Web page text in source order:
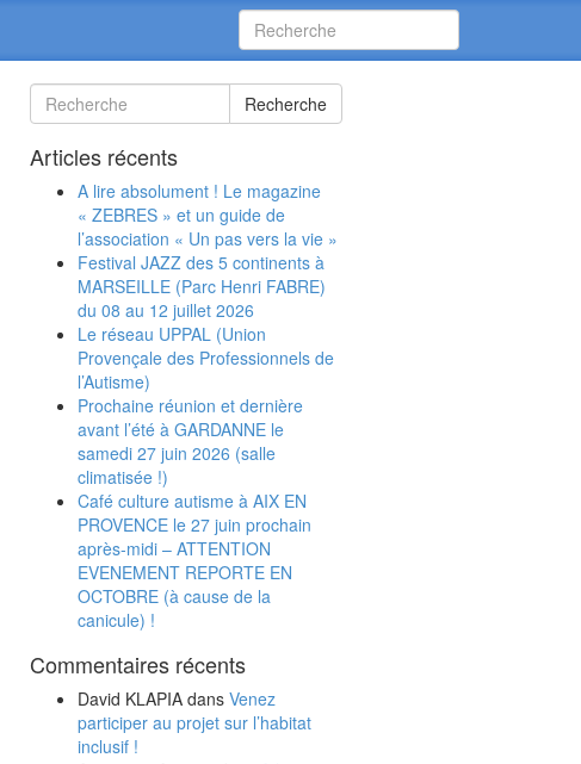
Recherche
Articles récents
A lire absolument ! Le magazine
« ZEBRES » et un guide de
l’association « Un pas vers la vie »
Festival JAZZ des 5 continents à
MARSEILLE (Parc Henri FABRE)
du 08 au 12 juillet 2026
Le réseau UPPAL (Union
Provençale des Professionnels de
l’Autisme)
Prochaine réunion et dernière
avant l’été à GARDANNE le
samedi 27 juin 2026 (salle
climatisée !)
Café culture autisme à AIX EN
PROVENCE le 27 juin prochain
après-midi – ATTENTION
EVENEMENT REPORTE EN
OCTOBRE (à cause de la
canicule) !
Commentaires récents
David KLAPIA dans Venez
participer au projet sur l’habitat
inclusif !